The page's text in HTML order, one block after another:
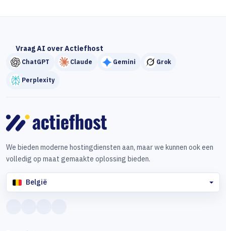
Vraag AI over Actiefhost
ChatGPT Claude Gemini Grok
Perplexity
We bieden moderne hostingdiensten aan, maar we kunnen ook een
volledig op maat gemaakte oplossing bieden.
België